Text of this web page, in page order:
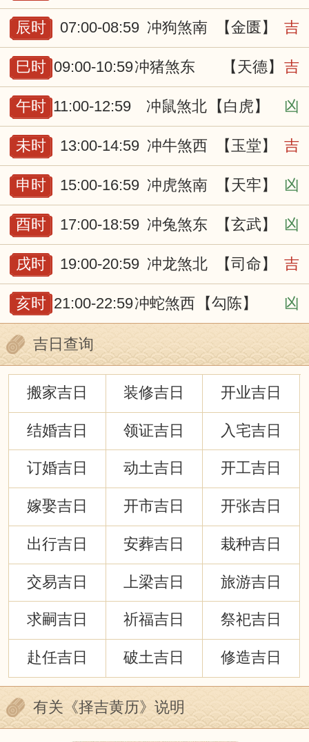
辰时 07:00-08:59 冲狗煞南 【金匮】 吉
巳时 09:00-10:59冲猪煞东 【天德】 吉
午时 11:00-12:59 冲鼠煞北 【白虎】 凶
未时 13:00-14:59 冲牛煞西 【玉堂】 吉
申时 15:00-16:59 冲虎煞南 【天牢】 凶
酉时 17:00-18:59 冲兔煞东 【玄武】 凶
戌时 19:00-20:59 冲龙煞北 【司命】 吉
亥时 21:00-22:59冲蛇煞西 【勾陈】 凶
吉日查询
搬家吉日 装修吉日 开业吉日
结婚吉日 领证吉日 入宅吉日
订婚吉日 动土吉日 开工吉日
嫁娶吉日 开市吉日 开张吉日
出行吉日 安葬吉日 栽种吉日
交易吉日 上梁吉日 旅游吉日
求嗣吉日 祈福吉日 祭祀吉日
赴任吉日 破土吉日 修造吉日
有关《择吉黄历》说明